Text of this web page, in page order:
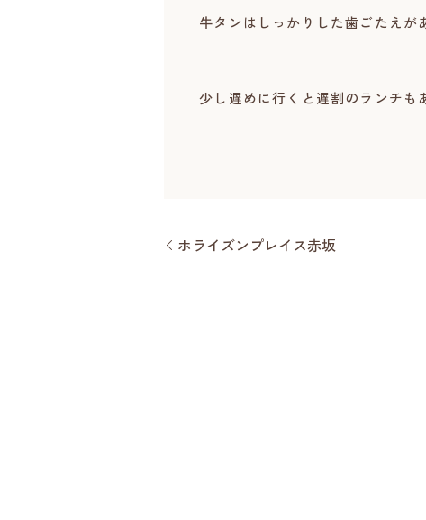
牛タンはしっかりした歯ごたえが
少し遅めに行くと遅割のランチも
ホライズンプレイス赤坂